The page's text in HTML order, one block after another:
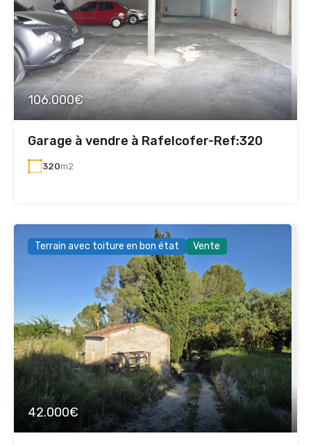
106.000€
Garage à vendre à Rafelcofer-Ref:320
320m2
Terrain avec toiture en bon état Vente
42.000€